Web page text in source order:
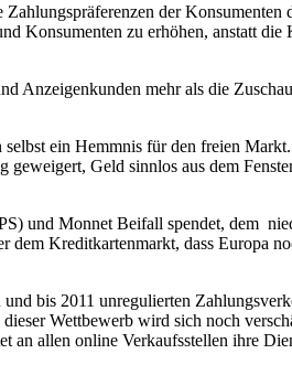
der Konsumenten
Konsumenten zu erhöhen, anstatt die
Anzeigenkunden mehr als die
ein Hemmnis für den freien
geweigert, Geld sinnlos aus dem
und Monnet Beifall spendet, dem
dem Kreditkartenmarkt, dass Europa
bis 2011 unregulierten
Wettbewerb wird sich noch
an allen online Verkaufsstellen ihre